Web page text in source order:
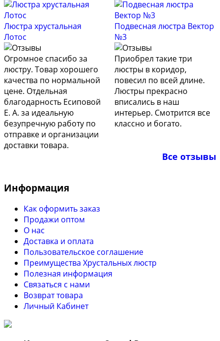
Люстра хрустальная
Лотос
Огромное спасибо за
люстру. Товар хорошего
качества по нормальной
цене. Отдельная
благодарность Есиповой
Е. А. за идеальную
безупречную работу по
отправке и организации
доставки товара.
Подвесная люстра Вектор
№3
Приобрел такие три
люстры в коридор,
повесил по всей длине.
Люстры прекрасно
вписались в наш
интерьер. Смотрится все
классно и богато.
Все отзывы
Информация
Как оформить заказ
Продажи оптом
О нас
Доставка и оплата
Пользовательское соглашение
Преимущества Хрустальных люстр
Полезная информация
Связаться с нами
Возврат товара
Личный Кабинет